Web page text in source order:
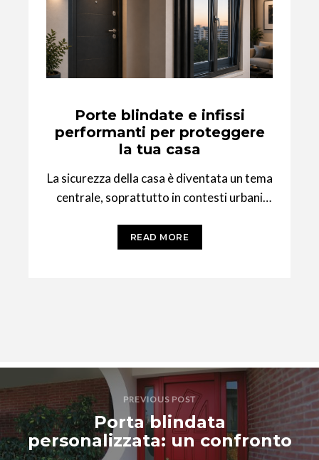
Porte blindate e infissi
performanti per proteggere
la tua casa
La sicurezza della casa è diventata un tema
centrale, soprattutto in contesti urbani
READ MORE
PREVIOUS POST
Porta blindata
personalizzata: un confronto